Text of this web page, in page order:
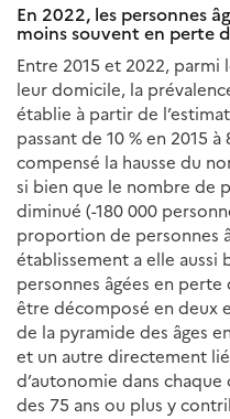
En 2022, les personnes
moins souvent en perte
Entre 2015 et 2022, parmi
leur domicile, la
établie à partir de
passant de 10 % en 2015
compensé la hausse du
si bien que le nombre de
diminué (-180 000
proportion de personnes
établissement a elle aussi
personnes âgées en
être décomposé en deux
de la pyramide des âges
et un autre directement
d’autonomie dans chaque
des 75 ans ou plus y